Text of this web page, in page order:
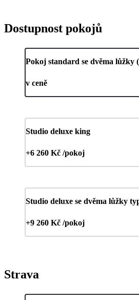
Dostupnost pokojů
Pokoj standard se dvěma lůžky
v ceně
Studio deluxe king
+6 260 Kč /pokoj
Studio deluxe se dvěma lůžky
+9 260 Kč /pokoj
Strava